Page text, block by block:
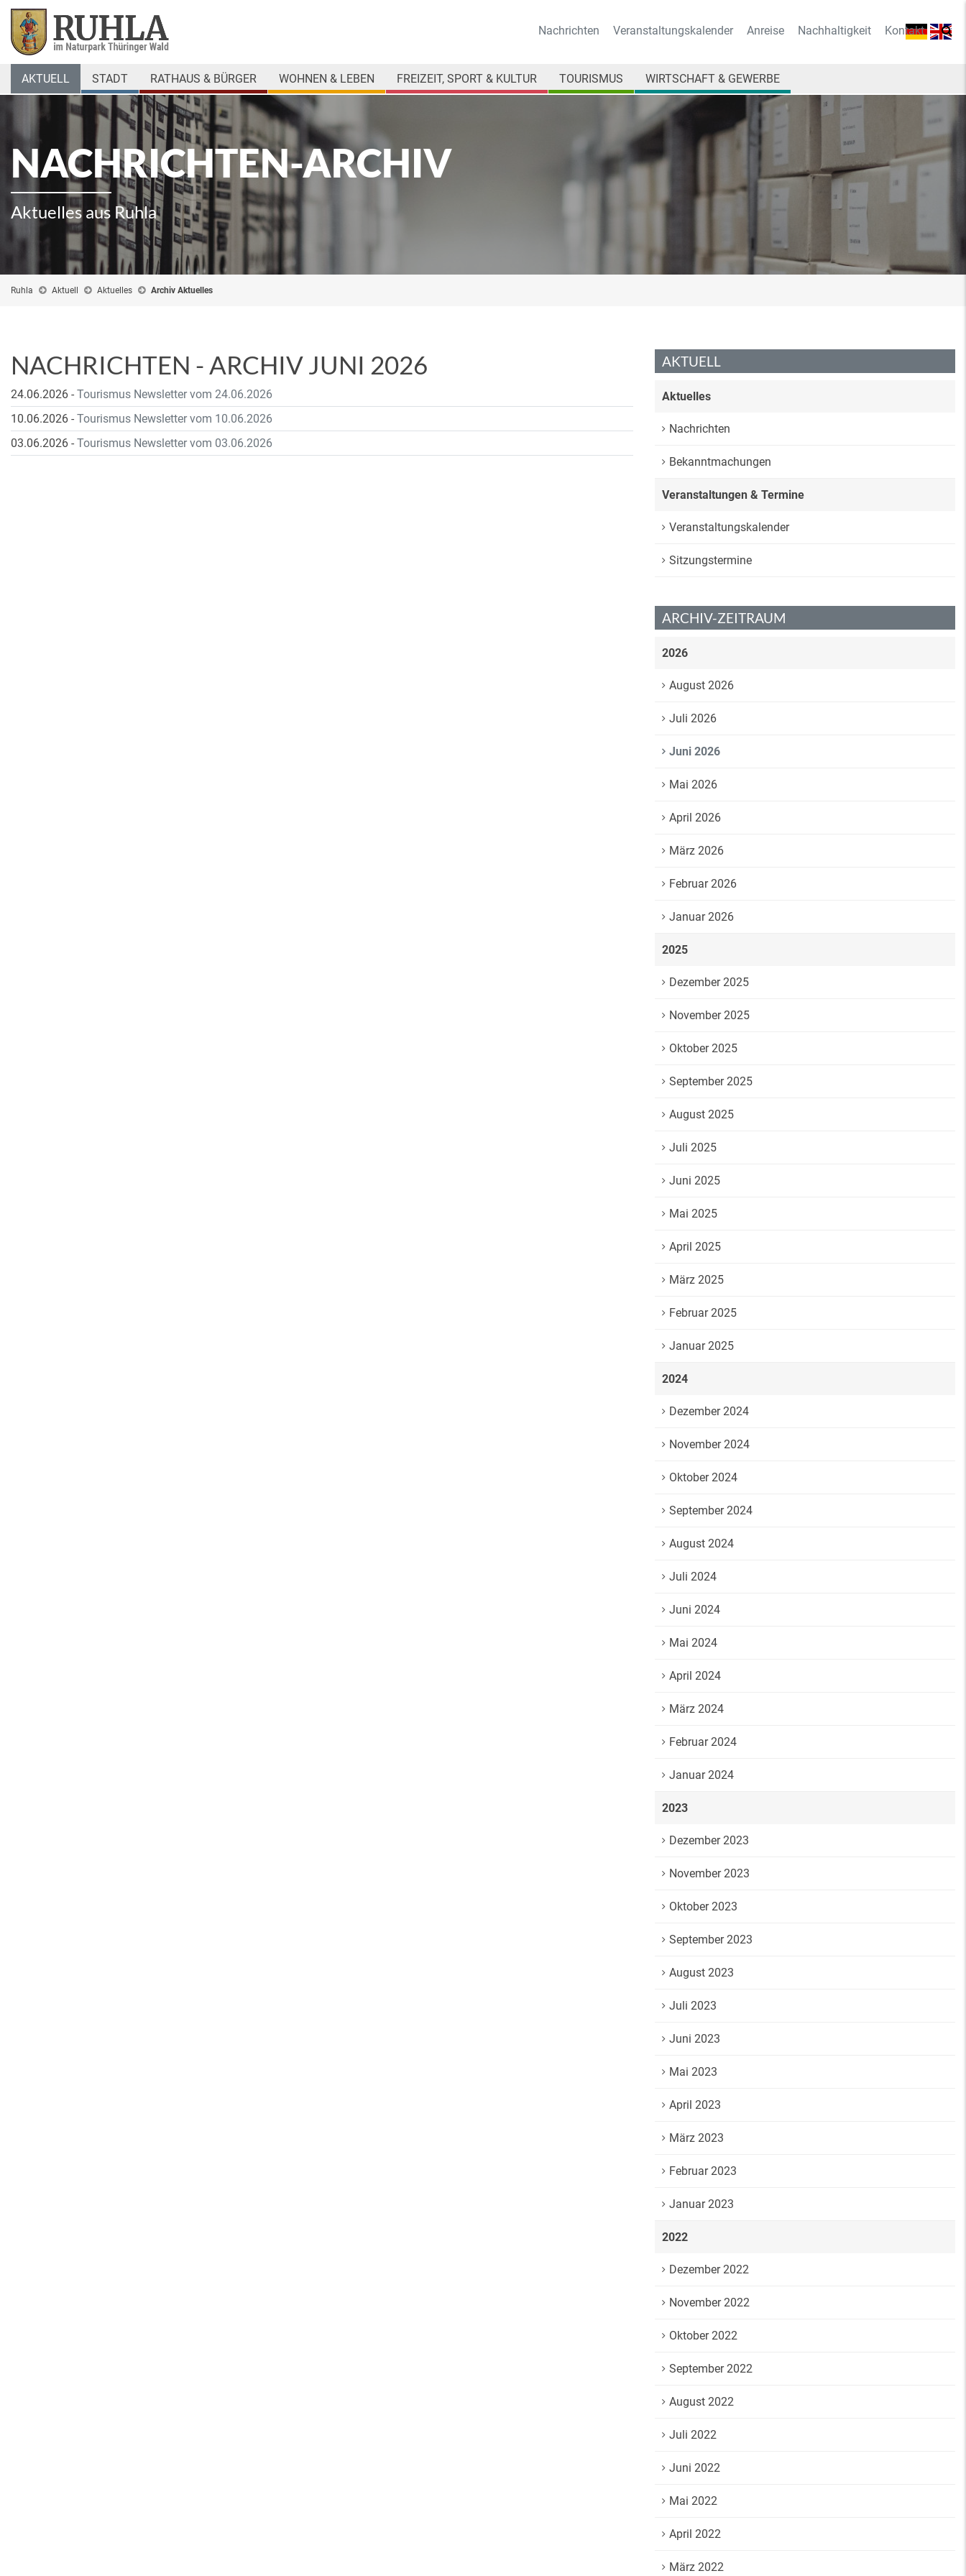
Nachrichten Veranstaltungskalender Anreise Nachhaltigkeit Kontakt
AKTUELL STADT RATHAUS & BÜRGER WOHNEN & LEBEN FREIZEIT, SPORT & KULTUR TOURISMUS WIRTSCHAFT & GEWERBE
NACHRICHTEN-ARCHIV
Aktuelles aus Ruhla
Ruhla Aktuell Aktuelles Archiv Aktuelles
NACHRICHTEN - ARCHIV JUNI 2026
24.06.2026 - Tourismus Newsletter vom 24.06.2026
10.06.2026 - Tourismus Newsletter vom 10.06.2026
03.06.2026 - Tourismus Newsletter vom 03.06.2026
AKTUELL
Aktuelles
Nachrichten
Bekanntmachungen
Veranstaltungen & Termine
Veranstaltungskalender
Sitzungstermine
ARCHIV-ZEITRAUM
2026
August 2026
Juli 2026
Juni 2026
Mai 2026
April 2026
März 2026
Februar 2026
Januar 2026
2025
Dezember 2025
November 2025
Oktober 2025
September 2025
August 2025
Juli 2025
Juni 2025
Mai 2025
April 2025
März 2025
Februar 2025
Januar 2025
2024
Dezember 2024
November 2024
Oktober 2024
September 2024
August 2024
Juli 2024
Juni 2024
Mai 2024
April 2024
März 2024
Februar 2024
Januar 2024
2023
Dezember 2023
November 2023
Oktober 2023
September 2023
August 2023
Juli 2023
Juni 2023
Mai 2023
April 2023
März 2023
Februar 2023
Januar 2023
2022
Dezember 2022
November 2022
Oktober 2022
September 2022
August 2022
Juli 2022
Juni 2022
Mai 2022
April 2022
März 2022